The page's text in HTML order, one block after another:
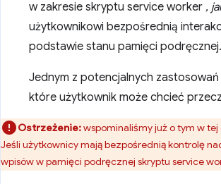
w zakresie skryptu service worker ,
użytkownikowi bezpośrednią
podstawie stanu pamięci podręcznej.
Jednym z potencjalnych
które użytkownik może chcieć
Ostrzeżenie:wspominaliśmy już o tym w
Jeśli użytkownicy mają bezpośrednią kontrolę
wpisów w pamięci podręcznej skryptu service